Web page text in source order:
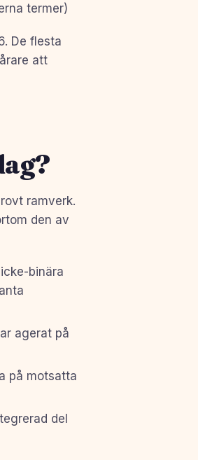
termer)
De flesta
att
ramverk.
den av
binära
agerat på
på motsatta
del